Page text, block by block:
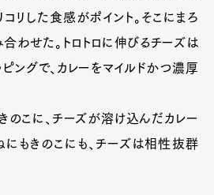
リした食感がポイント。そこにまろ
わせた。トロトロに伸びるチーズは
ングで、カレーをマイルドかつ濃厚
きのこに、チーズが溶け込んだカレー
にもきのこにも、チーズは相性抜群